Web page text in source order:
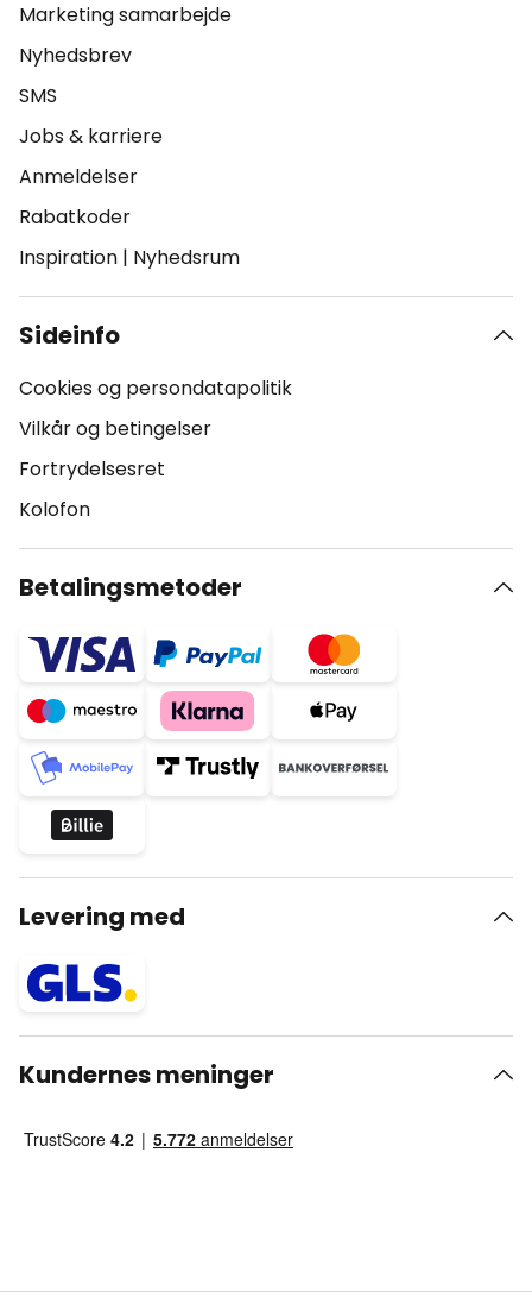
Marketing samarbejde
Nyhedsbrev
SMS
Jobs & karriere
Anmeldelser
Rabatkoder
Inspiration | Nyhedsrum
Sideinfo
Cookies og persondatapolitik
Vilkår og betingelser
Fortrydelsesret
Kolofon
Betalingsmetoder
Levering med
Kundernes meninger